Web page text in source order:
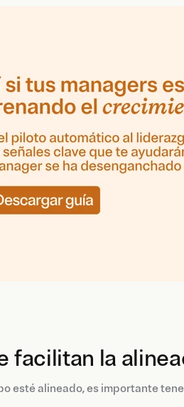
facilitan la
esté alineado, es importante